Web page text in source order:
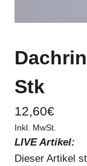
Stk
12,60€
Inkl. MwSt.
LIVE Artikel:
Dieser Artikel